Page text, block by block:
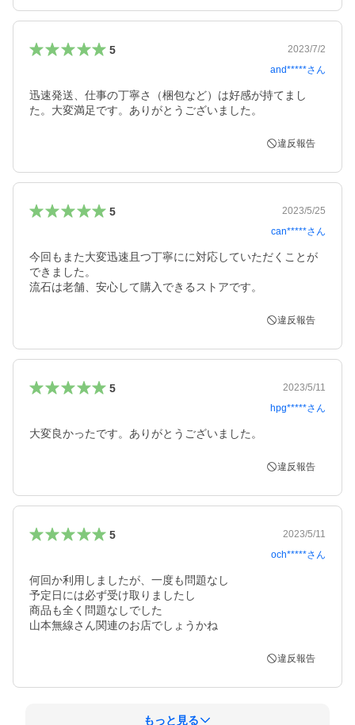
5
2023/7/2
and*****さん
迅速発送、仕事の丁寧さ（梱包など）は好感が持てまし
た。大変満足です。ありがとうございました。
違反報告
5
2023/5/25
can*****さん
今回もまた大変迅速且つ丁寧にに対応していただくことが
できました。
違反報告
5
2023/5/11
hpg*****さん
大変良かったです。ありがとうございました。
違反報告
5
2023/5/11
och*****さん
何回か利用しましたが、一度も問題なし
予定日には必ず受け取りましたし
商品も全く問題なしでした
山本無線さん関連のお店でしょうかね
違反報告
もっと見る